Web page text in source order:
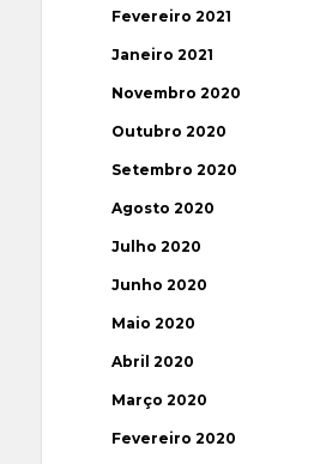
Fevereiro 2021
Janeiro 2021
Novembro 2020
Outubro 2020
Setembro 2020
Agosto 2020
Julho 2020
Junho 2020
Maio 2020
Abril 2020
Março 2020
Fevereiro 2020